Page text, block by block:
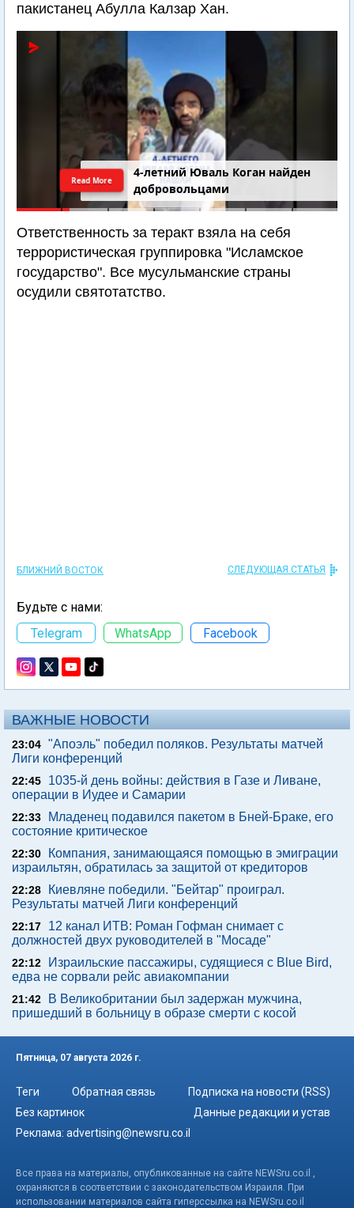
пакистанец Абулла Калзар Хан.
4-летний Юваль Коган найден
добровольцами
Read More
Ответственность за теракт взяла на себя
террористическая группировка "Исламское
государство". Все мусульманские страны
осудили святотатство.
БЛИЖНИЙ ВОСТОК СЛЕДУЮЩАЯ СТАТЬЯ
Будьте с нами:
Telegram
WhatsApp Facebook
ВАЖНЫЕ НОВОСТИ
23:04 "Апоэль" победил поляков. Результаты матчей
Лиги конференций
22:45
1035-й день войны: действия в Газе и Ливане,
операции в Иудее и Самарии
22:33
Младенец подавился пакетом в Бней-Браке, его
состояние критическое
22:30
Компания, занимающаяся помощью в эмиграции
израильтян, обратилась за защитой от кредиторов
22:28
Киевляне победили. "Бейтар" проиграл.
Результаты матчей Лиги конференций
22:17
12 канал ИТВ: Роман Гофман снимает с
должностей двух руководителей в "Мосаде"
22:12
Израильские пассажиры, судящиеся с Blue Bird,
едва не сорвали рейс авиакомпании
21:42
В Великобритании был задержан мужчина,
пришедший в больницу в образе смерти с косой
Пятница, 07 августа 2026 г.
Теги Обратная связь
Подписка на новости (RSS)
Без картинок
Данные редакции и устав
Реклама: advertising@newsru.co.il
Все права на материалы, опубликованные на сайте NEWSru.co.il ,
охраняются в соответствии с законодательством Израиля. При
использовании материалов сайта гиперссылка на NEWSru.co.il